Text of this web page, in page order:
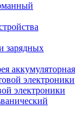
зарядных
аккумуляторная
электроники